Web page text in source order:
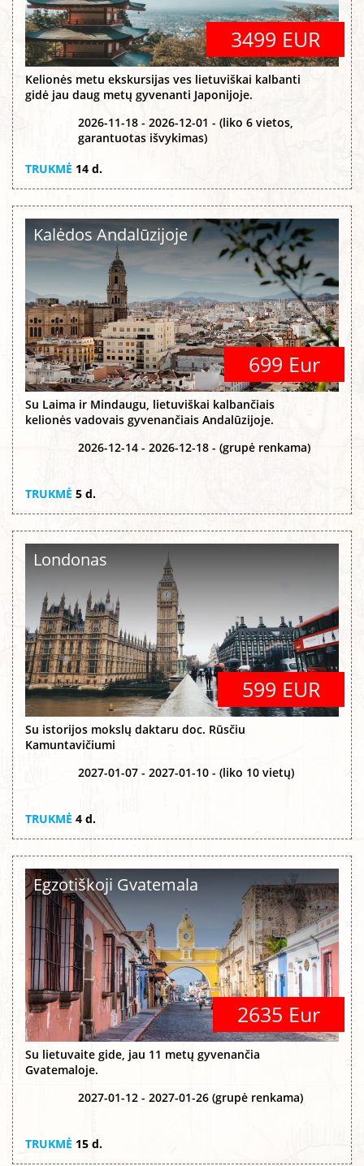
3499 EUR
Kelionės metu ekskursijas ves lietuviškai kalbanti
gidė jau daug metų gyvenanti Japonijoje.
2026-11-18 - 2026-12-01 - (liko 6 vietos,
garantuotas išvykimas)
TRUKMĖ 14 d.
Kalėdos Andalūzijoje
699 Eur
Su Laima ir Mindaugu, lietuviškai kalbančiais
kelionės vadovais gyvenančiais Andalūzijoje.
2026-12-14 - 2026-12-18 - (grupė renkama)
TRUKMĖ 5 d.
Londonas
599 EUR
Su istorijos mokslų daktaru doc. Rūsčiu
Kamuntavičiumi
2027-01-07 - 2027-01-10 - (liko 10 vietų)
TRUKMĖ 4 d.
Egzotiškoji Gvatemala
2635 Eur
Su lietuvaite gide, jau 11 metų gyvenančia
Gvatemaloje.
2027-01-12 - 2027-01-26 (grupė renkama)
TRUKMĖ 15 d.